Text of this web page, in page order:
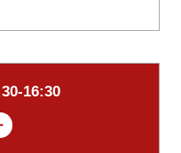
16:30